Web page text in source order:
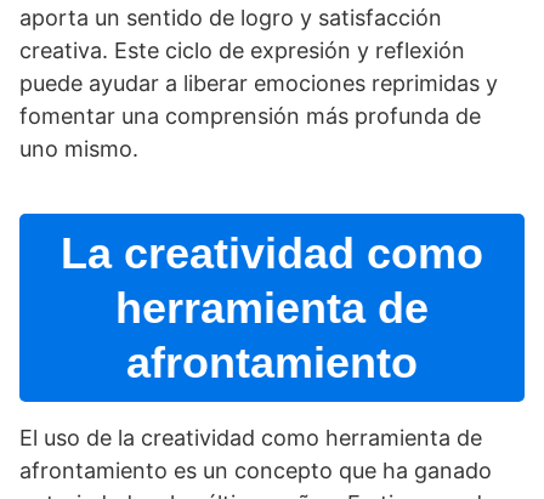
aporta un sentido de logro y satisfacción
creativa. Este ciclo de expresión y reflexión
puede ayudar a liberar emociones reprimidas y
fomentar una comprensión más profunda de
uno mismo.
La creatividad como
herramienta de
afrontamiento
El uso de la creatividad como herramienta de
afrontamiento es un concepto que ha ganado